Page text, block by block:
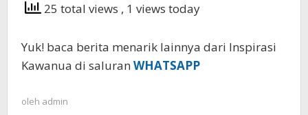
25 total views , 1 views today
Yuk! baca berita menarik lainnya dari Inspirasi
Kawanua di saluran WHATSAPP
oleh admin